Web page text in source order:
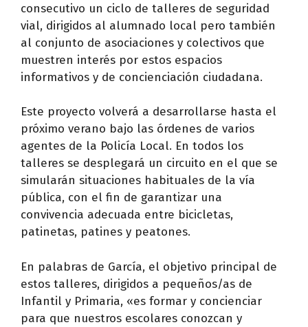
consecutivo un ciclo de talleres de seguridad
vial, dirigidos al alumnado local pero también
al conjunto de asociaciones y colectivos que
muestren interés por estos espacios
informativos y de concienciación ciudadana.
Este proyecto volverá a desarrollarse hasta el
próximo verano bajo las órdenes de varios
agentes de la Policía Local. En todos los
talleres se desplegará un circuito en el que se
simularán situaciones habituales de la vía
pública, con el fin de garantizar una
convivencia adecuada entre bicicletas,
patinetas, patines y peatones.
En palabras de García, el objetivo principal de
estos talleres, dirigidos a pequeños/as de
Infantil y Primaria, «es formar y concienciar
para que nuestros escolares conozcan y